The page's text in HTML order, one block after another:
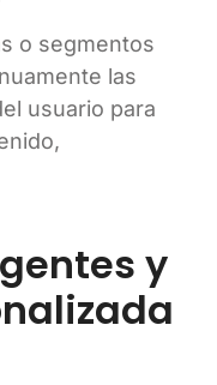
o segmentos
las
usuario para
y